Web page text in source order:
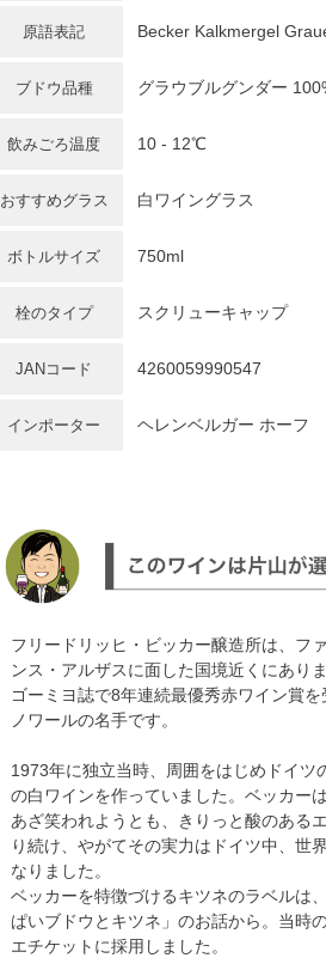
原語表記 Becker Kalkmergel
ブドウ品種 グラウブルグンダー
飲みごろ温度 10 - 12℃
おすすめグラス 白ワイングラス
ボトルサイズ 750ml
栓のタイプ スクリューキャップ
JANコード 4260059990547
インポーター ヘレンベルガー ホーフ
フリードリッヒ・ビッカー醸造所は、フ
ンス・アルザスに面した国境近くにありま
ゴーミヨ誌で8年連続最優秀赤ワイン賞を
ノワールの名手です。
1973年に独立当時、周囲をはじめドイツ
の白ワインを作っていました。ベッカー
あざ笑われようとも、きりっと酸のある
り続け、やがてその実力はドイツ中、世
なりました。
ベッカーを特徴づけるキツネのラベルは
ぱいブドウとキツネ」のお話から。当時
エチケットに採用しました。